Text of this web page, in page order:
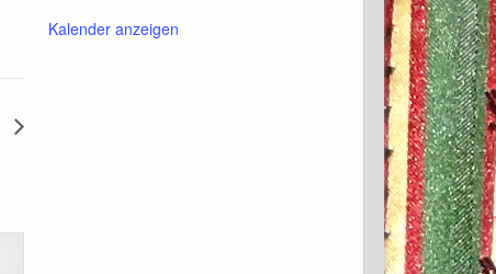
Kalender anzeigen